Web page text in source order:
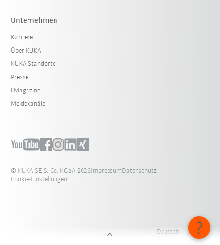
Unternehmen
Karriere
Über KUKA
KUKA Standorte
Presse
iiMagazine
Meldekanäle
© KUKA SE & Co. KGaA 2026ImpressumDatenschutz
Cookie-Einstellungen
Deutsch - Schweiz